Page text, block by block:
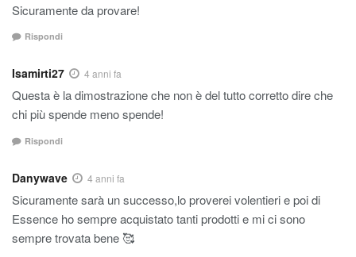
Sicuramente da provare!
Rispondi
Isamirti27 4 anni fa
Questa è la dimostrazione che non è del tutto corretto dire che
chi più spende meno spende!
Rispondi
Danywave 4 anni fa
Sicuramente sarà un successo,lo proverei volentieri e poi di
Essence ho sempre acquistato tanti prodotti e mi ci sono
sempre trovata bene 🥰